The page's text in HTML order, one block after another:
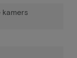
kamers